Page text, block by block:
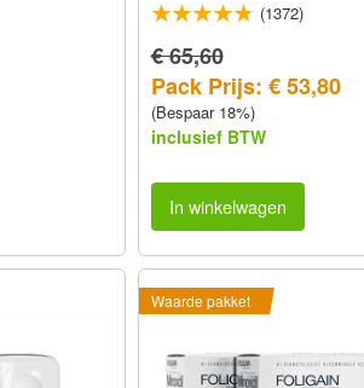
(1372)
€ 65,60
Pack Prijs: € 53,80
(Bespaar 18%)
inclusief BTW
In winkelwagen
Waarde pakket